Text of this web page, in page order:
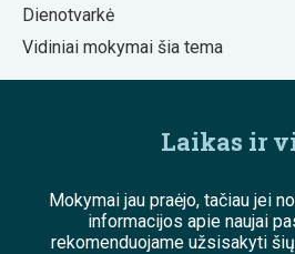
Dienotvarkė
Vidiniai mokymai šia tema
Laikas ir
Mokymai jau praėjo, tačiau jei
informacijos apie naujai
rekomenduojame užsisakyti